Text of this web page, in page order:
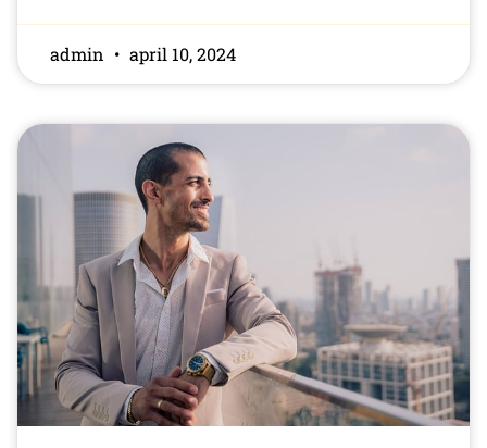
admin april 10, 2024